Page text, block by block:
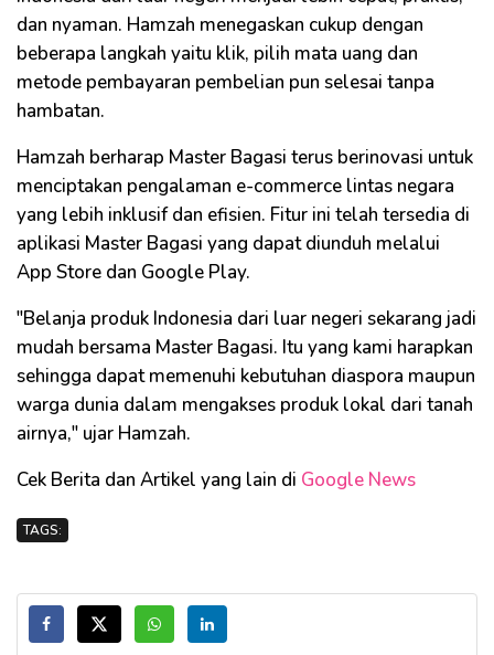
dan nyaman. Hamzah menegaskan cukup dengan
beberapa langkah yaitu klik, pilih mata uang dan
metode pembayaran pembelian pun selesai tanpa
hambatan.
Hamzah berharap Master Bagasi terus berinovasi untuk
menciptakan pengalaman e-commerce lintas negara
yang lebih inklusif dan efisien. Fitur ini telah tersedia di
aplikasi Master Bagasi yang dapat diunduh melalui
App Store dan Google Play.
"Belanja produk Indonesia dari luar negeri sekarang jadi
mudah bersama Master Bagasi. Itu yang kami harapkan
sehingga dapat memenuhi kebutuhan diaspora maupun
warga dunia dalam mengakses produk lokal dari tanah
airnya," ujar Hamzah.
Cek Berita dan Artikel yang lain di Google News
TAGS: